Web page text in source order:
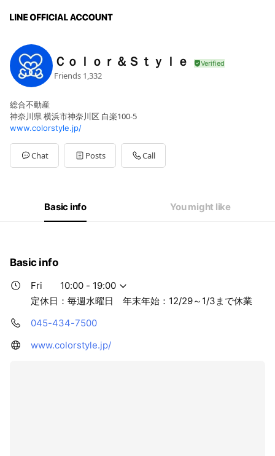
Ｃｏｌｏｒ＆Ｓｔｙｌｅ
Friends 1,332
総合不動産
神奈川県 横浜市神奈川区 白楽100-5
www.colorstyle.jp/
Chat Posts Call
Basic info You might like
Basic info
Fri
10:00 - 19:00
定休日：毎週水曜日 年末年始：12/29～1/3まで休業
045-434-7500
www.colorstyle.jp/